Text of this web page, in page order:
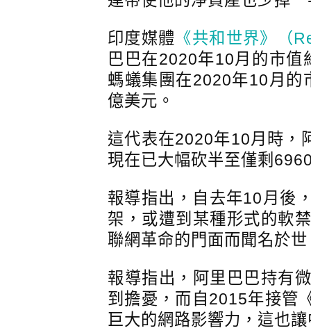
印度媒體 《共和世界》（
巴巴在2020年10月的市
螞蟻集團在2020年10月
億美元。
這代表在2020年10月時，
現在已大幅砍半至僅剩
報導指出，自去年10月後
架，或遭到某種形式的軟
聯網革命的門面而聞名於
報導指出，阿里巴巴持有
到擔憂，而自2015年接管
巨大的網路影響力，這也